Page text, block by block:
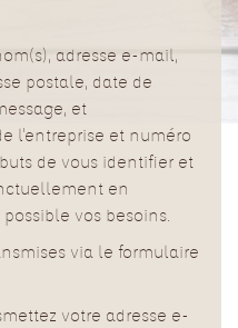
adresse e-mail,
postale, date de
et
l'entreprise et numéro
de vous identifier et
en
vos besoins.
via le formulaire
votre adresse e-